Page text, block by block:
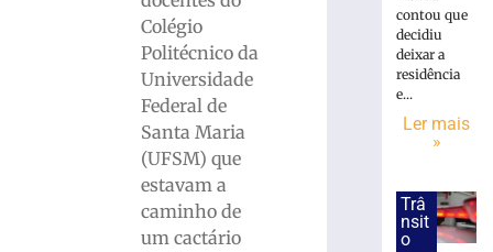
Colégio
Politécnico da
Universidade
Federal de
Santa Maria
(UFSM) que
estavam a
caminho de
um cactário
atinge
poste
deixa
adolescente
ferida
contou que
decidiu
deixar a
residência
e...
Ler mais
»
Trâ
nsit
o